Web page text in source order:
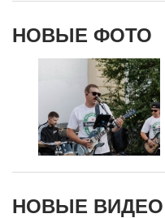
НОВЫЕ ФОТО
НОВЫЕ ВИДЕО